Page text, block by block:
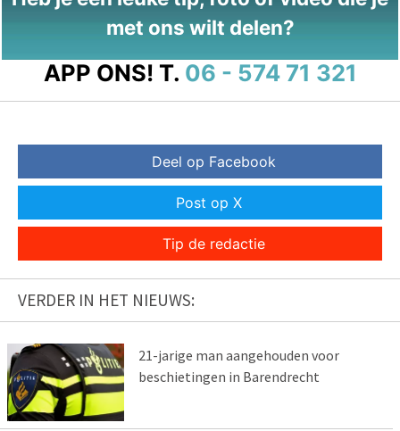
met ons wilt delen?
APP ONS! T. 06 - 574 71 321
Deel op Facebook
Post op X
Tip de redactie
VERDER IN HET NIEUWS:
21-jarige man aangehouden voor
beschietingen in Barendrecht